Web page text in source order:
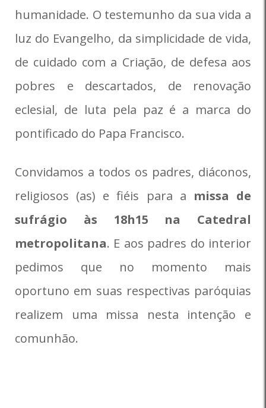
humanidade. O testemunho da sua vida a
luz do Evangelho, da simplicidade de vida,
de cuidado com a Criação, de defesa aos
pobres e descartados, de renovação
eclesial, de luta pela paz é a marca do
pontificado do Papa Francisco.
Convidamos a todos os padres, diáconos,
religiosos (as) e fiéis para a missa de
sufrágio às 18h15 na Catedral
metropolitana. E aos padres do interior
pedimos que no momento mais
oportuno em suas respectivas paróquias
realizem uma missa nesta intenção e
comunhão.